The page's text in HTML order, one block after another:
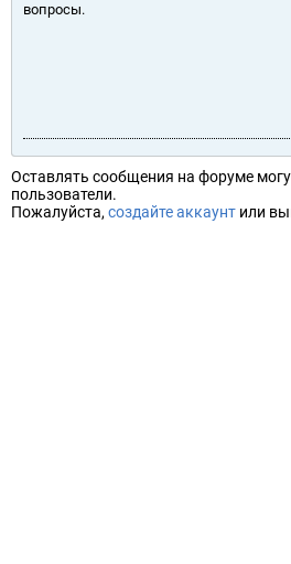
вопросы.
Оставлять сообщения на форуме
пользователи.
Пожалуйста, создайте аккаунт или